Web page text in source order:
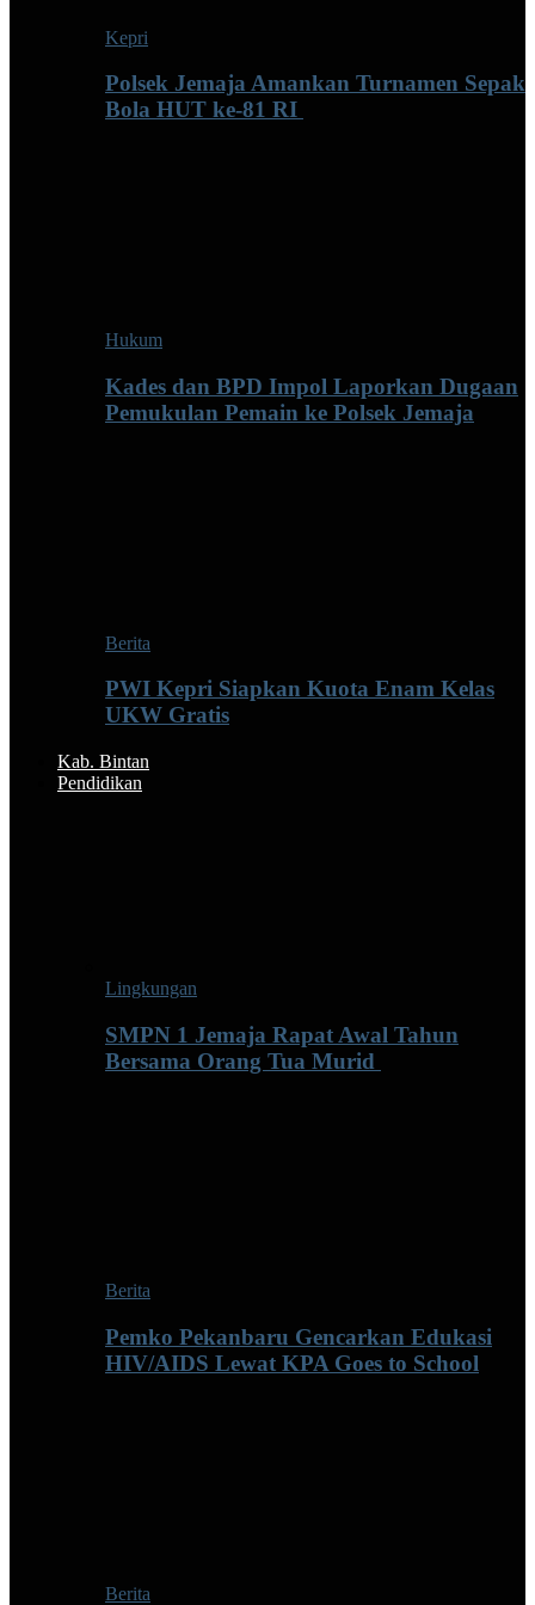
Kepri
Polsek Jemaja Amankan Turnamen Sepak
Bola HUT ke-81 RI ‎
Hukum
Kades dan BPD Impol Laporkan Dugaan
Pemukulan Pemain ke Polsek Jemaja
Berita
PWI Kepri Siapkan Kuota Enam Kelas
UKW Gratis
Kab. Bintan
Pendidikan
Lingkungan
SMPN 1 Jemaja Rapat Awal Tahun
Bersama Orang Tua Murid ‎
Berita
Pemko Pekanbaru Gencarkan Edukasi
HIV/AIDS Lewat KPA Goes to School
Berita